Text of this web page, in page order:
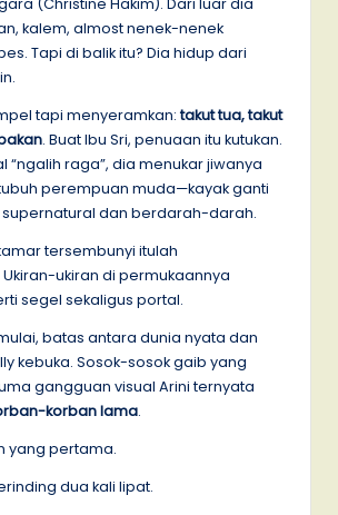
(Christine Hakim). Dari luar dia
kalem, almost nenek-nenek
Tapi di balik itu? Dia hidup dari
tapi menyeramkan:takut tua, takut
. Buat Ibu Sri, penuaan itu kutukan.
“ngalih raga”, dia menukar jiwanya
perempuan muda—kayak ganti
supernatural dan berdarah-darah.
tersembunyi itulah
Ukiran-ukiran di permukaannya
segel sekaligus portal.
batas antara dunia nyata dan
kebuka. Sosok-sosok gaib yang
gangguan visual Arini ternyata
korban lama.
yang pertama.
dua kali lipat.